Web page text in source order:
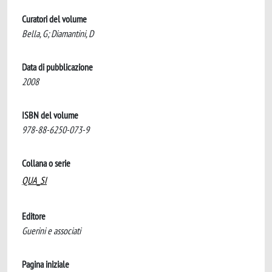
Curatori del volume
Bella, G; Diamantini, D
Data di pubblicazione
2008
ISBN del volume
978-88-6250-073-9
Collana o serie
QUA_SI
Editore
Guerini e associati
Pagina iniziale